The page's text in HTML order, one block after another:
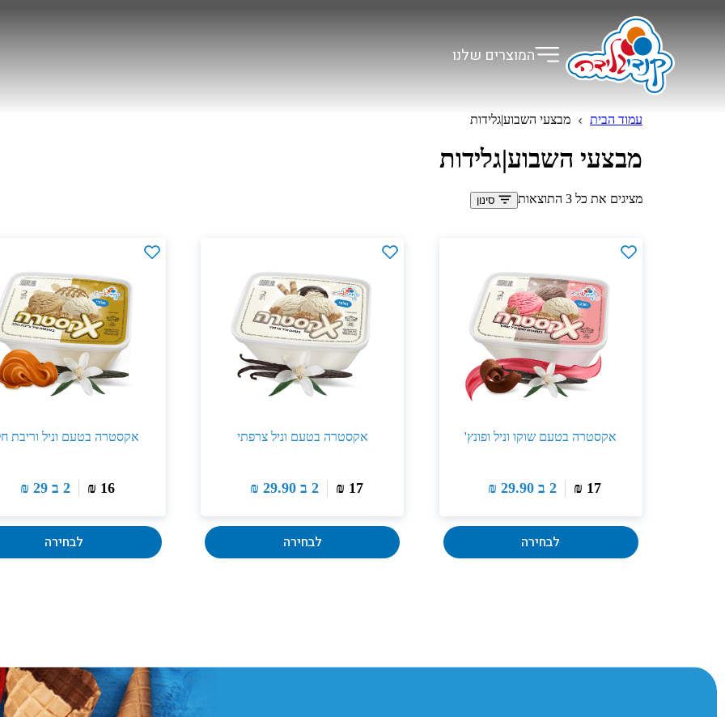
המוצרים שלנו
עמוד הבית מבצעי השבוע|גלידות
מבצעי השבוע|גלידות
סינון מציגים את כל ⁦3⁩ התוצאות
אקסטרה בטעם שוקו וניל ופונץ'
₪ 17 2 ב ₪ 29.90
לבחירה
אקסטרה בטעם וניל צרפתי
₪ 17 2 ב ₪ 29.90
לבחירה
אקסטרה בטעם וניל וריבת
₪ 16 2 ב ₪ 29
לבחירה